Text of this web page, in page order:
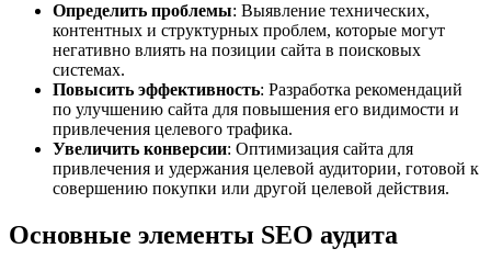
Определить проблемы: Выявление технических,
контентных и структурных проблем, которые могут
негативно влиять на позиции сайта в поисковых
системах.
Повысить эффективность: Разработка рекомендаций
по улучшению сайта для повышения его видимости и
привлечения целевого трафика.
Увеличить конверсии: Оптимизация сайта для
привлечения и удержания целевой аудитории, готовой к
совершению покупки или другой целевой действия.
Основные элементы SEO аудита